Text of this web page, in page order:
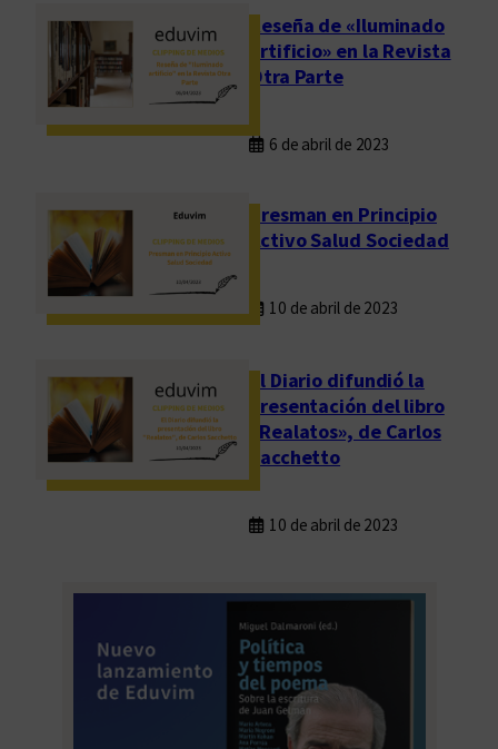
Reseña de «Iluminado
artificio» en la Revista
Otra Parte
6 de abril de 2023
Presman en Principio
Activo Salud Sociedad
10 de abril de 2023
El Diario difundió la
presentación del libro
«Realatos», de Carlos
Sacchetto
10 de abril de 2023